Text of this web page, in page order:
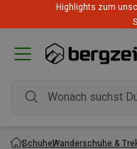
Highlights zum
SchuheWanderschuhe &